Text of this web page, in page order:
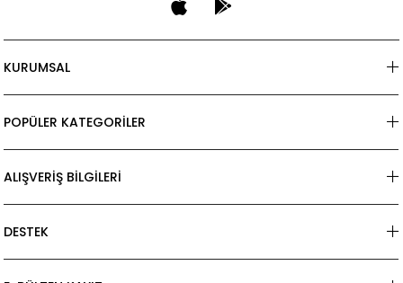
KURUMSAL
POPÜLER KATEGORİLER
ALIŞVERİŞ BİLGİLERİ
DESTEK